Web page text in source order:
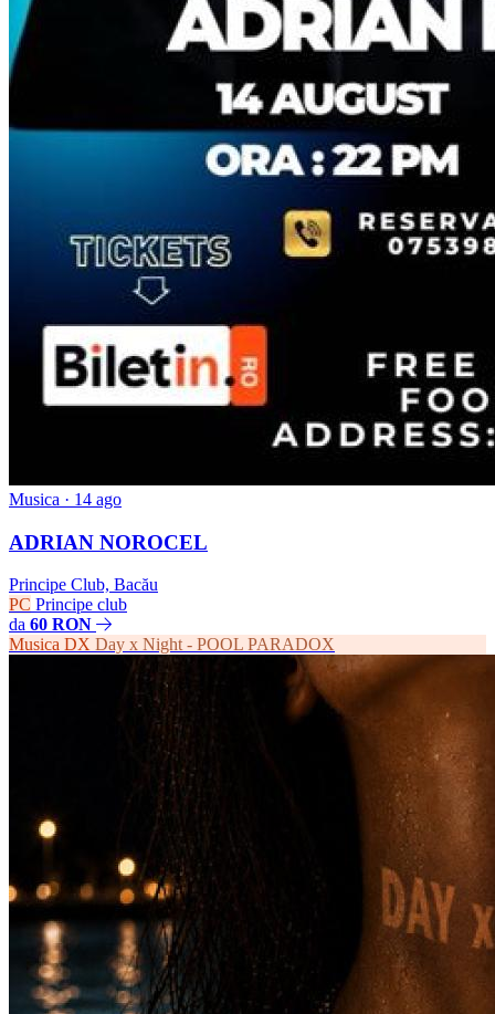
Musica · 14 ago
ADRIAN NOROCEL
Principe Club, Bacău
PC Principe club
da 60 RON
Musica DX Day x Night - POOL PARADOX